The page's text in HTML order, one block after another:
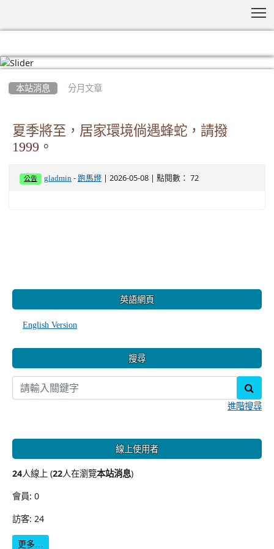
本站消息 分月文章
夏季將至，居家環境倘遇蜂蛇，請撥
1999。
公告 gladmin - 跑馬燈 | 2026-05-08 | 點閱數： 72
英語網頁
English Version
搜尋
進階搜尋
線上使用者
24人線上 (22人在瀏覽本站消息)
會員: 0
訪客: 24
更多…